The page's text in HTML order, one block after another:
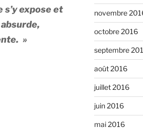
expose et
»
novembre
octobre 2016
septembre
août 2016
juillet 2016
juin 2016
mai 2016